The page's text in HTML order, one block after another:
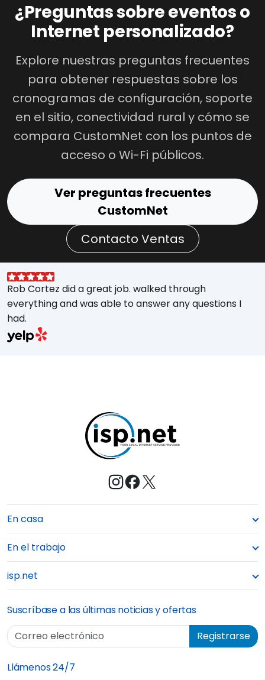
¿Preguntas sobre eventos o
Internet personalizado?
Explore nuestras preguntas frecuentes
para obtener respuestas sobre los
cronogramas de configuración, soporte
en el sitio, conectividad rural y cómo se
compara CustomNet con los puntos de
acceso o Wi-Fi públicos.
Ver preguntas frecuentes
CustomNet
Contacto Ventas
Rob Cortez did a great job. walked through
everything and was able to answer any questions I
had.
En casa
En el trabajo
isp.net
Suscríbase a las últimas noticias y ofertas
Correo electrónico
Registrarse
Llámenos 24/7